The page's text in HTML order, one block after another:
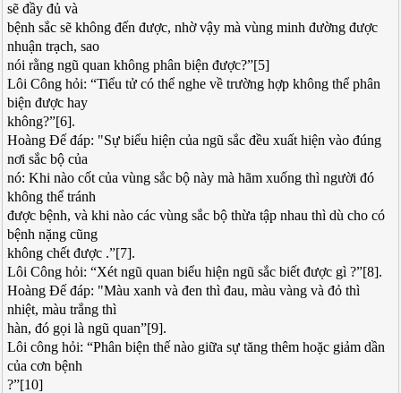
sẽ đầy đủ và
bệnh sắc sẽ không đến được, nhờ vậy mà vùng minh đường được
nhuận trạch, sao
nói rằng ngũ quan không phân biện được?”[5]
Lôi Công hỏi: “Tiểu tử có thể nghe về trường hợp không thể phân
biện được hay
không?”[6].
Hoàng Đế đáp: "Sự biểu hiện của ngũ sắc đều xuất hiện vào đúng
nơi sắc bộ của
nó: Khi nào cốt của vùng sắc bộ này mà hãm xuống thì người đó
không thể tránh
được bệnh, và khi nào các vùng sắc bộ thừa tập nhau thì dù cho có
bệnh nặng cũng
không chết được .”[7].
Lôi Công hỏi: “Xét ngũ quan biểu hiện ngũ sắc biết được gì ?”[8].
Hoàng Đế đáp: "Màu xanh và đen thì đau, màu vàng và đỏ thì
nhiệt, màu trắng thì
hàn, đó gọi là ngũ quan”[9].
Lôi công hỏi: “Phân biện thế nào giữa sự tăng thêm hoặc giảm dần
của cơn bệnh
?”[10]